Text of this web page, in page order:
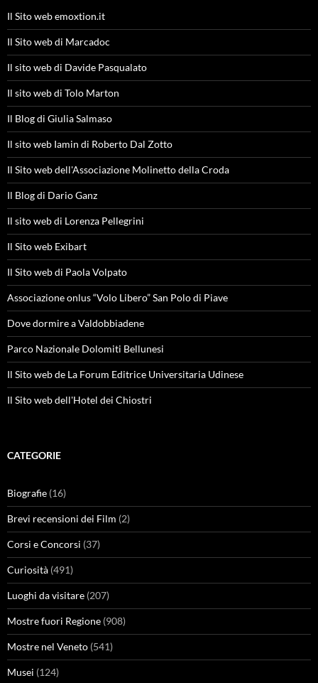
Il Sito web emoxtion.it
Il Sito web di Marcadoc
Il sito web di Davide Pasqualato
Il sito web di Tolo Marton
Il Blog di Giulia Salmaso
Il sito web Iamin di Roberto Dal Zotto
Il Sito web dell'Associazione Molinetto della Croda
Il Blog di Dario Ganz
Il sito web di Lorenza Pellegrini
Il Sito web Exibart
Il Sito web di Paola Volpato
Associazione onlus “Volo Libero” San Polo di Piave
Dove dormire a Valdobbiadene
Parco Nazionale Dolomiti Bellunesi
Il Sito web de La Forum Editrice Universitaria Udinese
Il Sito web dell'Hotel dei Chiostri
CATEGORIE
Biografie (16)
Brevi recensioni dei Film (2)
Corsi e Concorsi (37)
Curiosità (491)
Luoghi da visitare (207)
Mostre fuori Regione (908)
Mostre nel Veneto (541)
Musei (124)